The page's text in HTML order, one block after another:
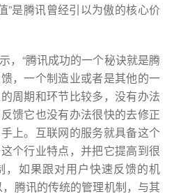
”是腾讯曾经引以为傲的核心价
，“腾讯成功的一个秘诀就是腾
，一个制造业或者是其他的一
周期和环节比较多，没有办法
馈它也没有办法很快的去修正
上。互联网的服务就具备这个
个行业特点，并把它提高到很
，如果跟对用户快速反馈的机
腾讯的传统的管理机制，与其